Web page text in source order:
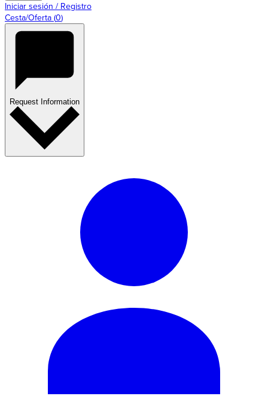
Iniciar sesión / Registro
Cesta/Oferta (0)
Request Information